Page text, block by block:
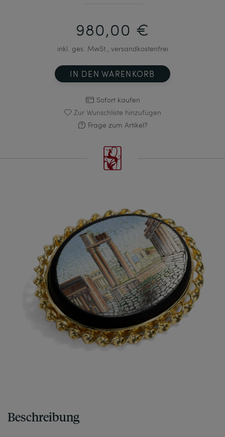
980,00 €
inkl. ges. MwSt., versandkostenfrei
IN DEN WARENKORB
Sofort kaufen
Zur Wunschliste hinzufügen
Frage zum Artikel?
Beschreibung